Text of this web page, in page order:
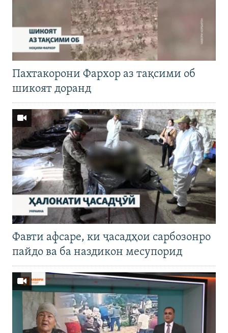
Пахтакорони Фархор аз тақсими об
шикоят доранд
Фавти афсаре, ки ҷасадҳои сарбозонро
пайдо ва ба наздикон месупорид